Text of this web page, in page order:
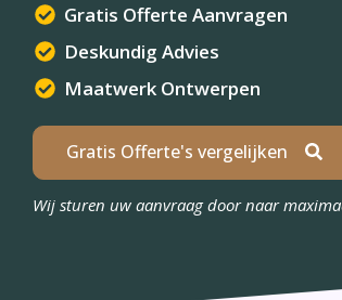
Gratis Offerte Aanvragen
Deskundig Advies
Maatwerk Ontwerpen
Gratis Offerte's vergelijken
Wij sturen uw aanvraag door naar